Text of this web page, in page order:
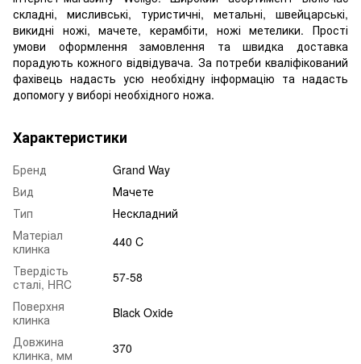
складні, мисливські, туристичні, метальні, швейцарські,
викидні ножі, мачете, керамбіти, ножі метелики. Прості
умови оформлення замовлення та швидка доставка
порадують кожного відвідувача. За потреби кваліфікований
фахівець надасть усю необхідну інформацію та надасть
допомогу у виборі необхідного ножа.
Характеристики
Бренд
Grand Way
Вид
Мачете
Тип
Нескладний
Матеріал
клинка
440 C
Твердість
сталі, HRC
57-58
Поверхня
клинка
Black Oxide
Довжина
клинка, мм
370